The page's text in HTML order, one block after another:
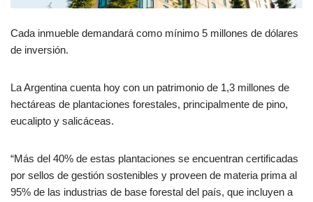
Cada inmueble demandará como mínimo 5 millones de dólares
de inversión.
La Argentina cuenta hoy con un patrimonio de 1,3 millones de
hectáreas de plantaciones forestales, principalmente de pino,
eucalipto y salicáceas.
“Más del 40% de estas plantaciones se encuentran certificadas
por sellos de gestión sostenibles y proveen de materia prima al
95% de las industrias de base forestal del país, que incluyen a